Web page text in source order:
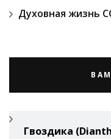
Духовная жизнь
Гвоздикa